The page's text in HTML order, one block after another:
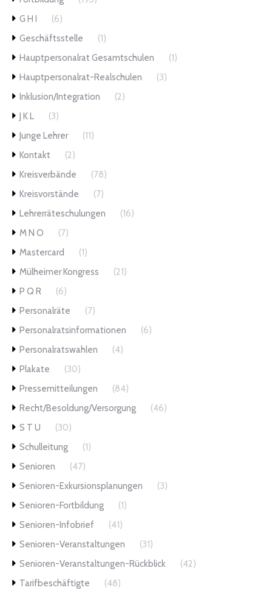
G H I
(6)
Geschäftsstelle
(1)
Hauptpersonalrat Gesamtschulen
(1)
Hauptpersonalrat-Realschulen
(3)
Inklusion/Integration
(2)
J K L
(3)
Junge Lehrer
(11)
Kontakt
(2)
Kreisverbände
(78)
Kreisvorstände
(7)
Lehrerräteschulungen
(16)
M N O
(7)
Mastercard
(1)
Mülheimer Kongress
(21)
P Q R
(6)
Personalräte
(7)
Personalratsinformationen
(6)
Personalratswahlen
(4)
Plakate
(30)
Pressemitteilungen
(84)
Recht/Besoldung/Versorgung
(46)
S T U
(30)
Schulleitung
(1)
Senioren
(47)
Senioren-Exkursionsplanungen
(3)
Senioren-Fortbildung
(1)
Senioren-Infobrief
(41)
Senioren-Veranstaltungen
(31)
Senioren-Veranstaltungen-Rückblick
(42)
Tarifbeschäftigte
(48)